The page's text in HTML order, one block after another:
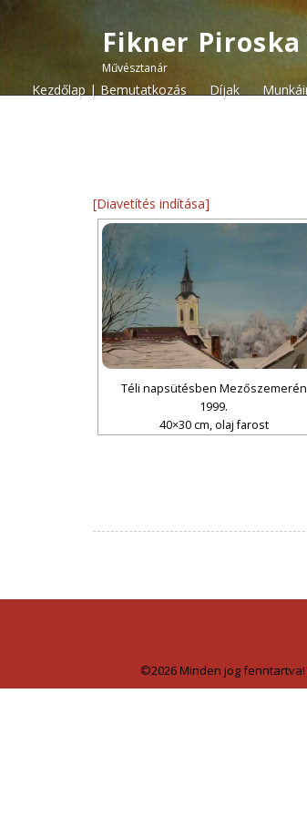
Fikner
Művésztanár
Kezdőlap | Bemutatkozás Díjak
[Diavetítés indítása]
Téli napsütésben Mezőszemerén
1999.
40×30 cm, olaj farost
©2026 Minden jog